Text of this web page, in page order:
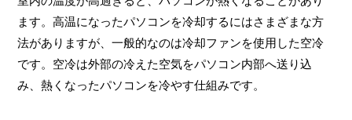
ます。高温になったパソコンを冷却するにはさまざまな方
法がありますが、一般的なのは冷却ファンを使用した空冷
です。空冷は外部の冷えた空気をパソコン内部へ送り込
み、熱くなったパソコンを冷やす仕組みです。